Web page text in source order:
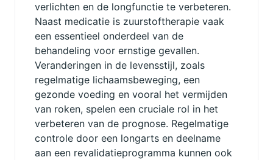
verlichten en de longfunctie te verbeteren.
Naast medicatie is zuurstoftherapie vaak
een essentieel onderdeel van de
behandeling voor ernstige gevallen.
Veranderingen in de levensstijl, zoals
regelmatige lichaamsbeweging, een
gezonde voeding en vooral het vermijden
van roken, spelen een cruciale rol in het
verbeteren van de prognose. Regelmatige
controle door een longarts en deelname
aan een revalidatieprogramma kunnen ook